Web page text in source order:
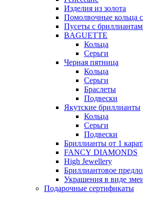
Изделия из золота
Помолвочные кольца
Пусеты с
BAGUETTE
Кольца
Серьги
Черная пятница
Кольца
Серьги
Браслеты
Подвески
Якутские бриллианты
Кольца
Серьги
Подвески
Бриллианты от 1
FANCY DIAMONDS
High Jewellery
Бриллиантовое
Украшения в виде
Подарочные сертификаты